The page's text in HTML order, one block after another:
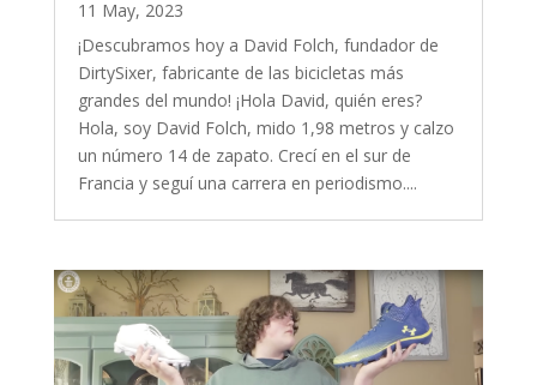
11 May, 2023
¡Descubramos hoy a David Folch, fundador de
DirtySixer, fabricante de las bicicletas más
grandes del mundo! ¡Hola David, quién eres?
Hola, soy David Folch, mido 1,98 metros y calzo
un número 14 de zapato. Crecí en el sur de
Francia y seguí una carrera en periodismo....